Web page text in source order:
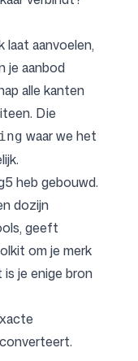
laat aanvoelen,
je aanbod
alle kanten
Die
waar we het
heb gebouwd.
dozijn
geeft
om je merk
je enige bron